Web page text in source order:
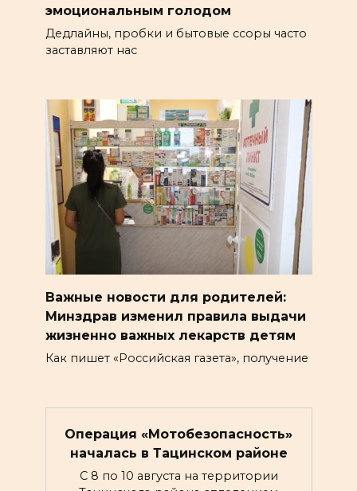
эмоциональным голодом
Дедлайны, пробки и бытовые ссоры часто
заставляют нас
Важные новости для родителей:
Минздрав изменил правила выдачи
жизненно важных лекарств детям
Как пишет «Российская газета», получение
Операция «Мотобезопасность»
началась в Тацинском районе
С 8 по 10 августа на территории